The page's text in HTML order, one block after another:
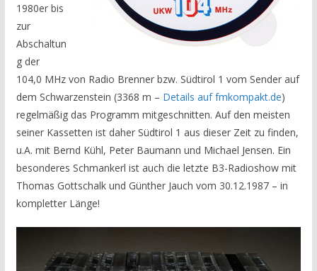
1980er bis
zur
Abschaltun
g der
104,0 MHz von Radio Brenner bzw. Südtirol 1 vom Sender auf
dem Schwarzenstein (3368 m – Details auf fmkompakt.de)
regelmäßig das Programm mitgeschnitten. Auf den meisten
seiner Kassetten ist daher Südtirol 1 aus dieser Zeit zu finden,
u.A. mit Bernd Kühl, Peter Baumann und Michael Jensen. Ein
besonderes Schmankerl ist auch die letzte B3-Radioshow mit
Thomas Gottschalk und Günther Jauch vom 30.12.1987 – in
kompletter Länge!